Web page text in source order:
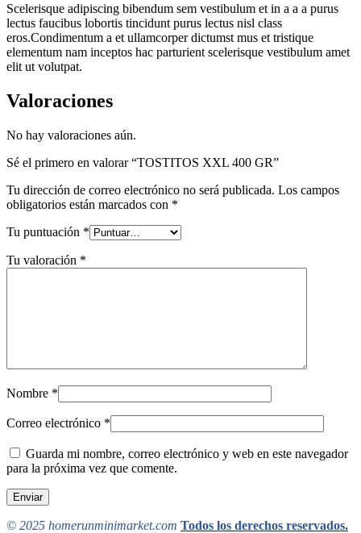
Scelerisque adipiscing bibendum sem vestibulum et in a a a purus
lectus faucibus lobortis tincidunt purus lectus nisl class
eros.Condimentum a et ullamcorper dictumst mus et tristique
elementum nam inceptos hac parturient scelerisque vestibulum amet
elit ut volutpat.
Valoraciones
No hay valoraciones aún.
Sé el primero en valorar “TOSTITOS XXL 400 GR”
Tu dirección de correo electrónico no será publicada. Los campos
obligatorios están marcados con *
Tu puntuación *
Tu valoración *
Nombre *
Correo electrónico *
Guarda mi nombre, correo electrónico y web en este navegador
para la próxima vez que comente.
© 2025 homerunminimarket.com Todos los derechos reservados.